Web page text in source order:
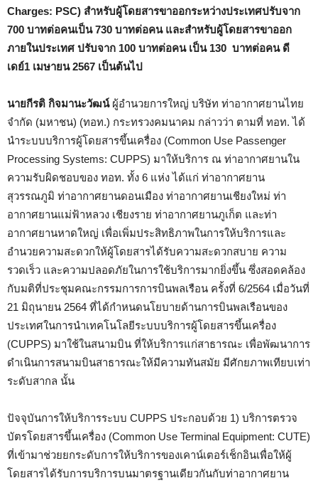
Charges: PSC) สำหรับผู้โดยสารขาออกระหว่างประเทศปรับจาก
700 บาทต่อคนเป็น730 บาทต่อคน และสำหรับผู้โดยสารขาออก
ภายในประเทศ ปรับจาก 100 บาทต่อคน เป็น 130 บาทต่อคน ดี
เดย์1 เมษายน2567 เป็นต้นไป
นายกีรติ กิจมานะวัฒน์ผู้อำนวยการใหญ่ บริษัท ท่าอากาศยานไทย
จำกัด (มหาชน) (ทอท.) กระทรวงคมนาคม กล่าวว่า ตามที่ ทอท. ได้
นําระบบบริการผู้โดยสารขึ้นเครื่อง (Common Use Passenger
Processing Systems: CUPPS) มาให้บริการ ณ ท่าอากาศยานใน
ความรับผิดชอบของ ทอท. ทั้ง 6 แห่ง ได้แก่ ท่าอากาศยาน
สุวรรณภูมิ ท่าอากาศยานดอนเมือง ท่าอากาศยานเชียงใหม่ ท่า
อากาศยานแม่ฟ้าหลวง เชียงราย ท่าอากาศยานภูเก็ต และท่า
อากาศยานหาดใหญ่ เพื่อเพิ่มประสิทธิภาพในการให้บริการและ
อำนวยความสะดวกให้ผู้โดยสารได้รับความสะดวกสบาย ความ
รวดเร็ว และความปลอดภัยในการใช้บริการมากยิ่งขึ้น ซึ่งสอดคล้อง
กับมติที่ประชุมคณะกรรมการการบินพลเรือน ครั้งที่ 6/2564 เมื่อวันที่
21 มิถุนายน 2564 ที่ได้กำหนดนโยบายด้านการบินพลเรือนของ
ประเทศในการนำเทคโนโลยีระบบบริการผู้โดยสารขึ้นเครื่อง
(CUPPS) มาใช้ในสนามบิน ที่ให้บริการแก่สาธารณะ เพื่อพัฒนาการ
ดำเนินการสนามบินสาธารณะให้มีความทันสมัย มีศักยภาพเทียบเท่า
ระดับสากล นั้น
ปัจจุบันการให้บริการระบบ CUPPS ประกอบด้วย 1) บริการตรวจ
บัตรโดยสารขึ้นเครื่อง (Common Use Terminal Equipment: CUTE)
ที่เข้ามาช่วยยกระดับการให้บริการของเคาน์เตอร์เช็กอินเพื่อให้ผู้
โดยสารได้รับการบริการบนมาตรฐานเดียวกันกับท่าอากาศยาน